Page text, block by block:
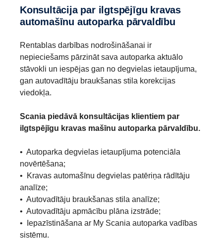
Konsultācija par ilgtspējīgu kravas
automašīnu autoparka pārvaldību
Rentablas darbības nodrošināšanai ir
nepieciešams pārzināt sava autoparka aktuālo
stāvokli un iespējas gan no degvielas ietaupījuma,
gan autovadītāju braukšanas stila korekcijas
viedokļa.
Scania piedāvā konsultācijas klientiem par
ilgtspējīgu kravas mašīnu autoparka pārvaldību.
• Autoparka degvielas ietaupījuma potenciāla
novērtēšana;
• Kravas automašīnu degvielas patēriņa rādītāju
analīze;
• Autovadītāju braukšanas stila analīze;
• Autovadītāju apmācību plāna izstrāde;
• Iepazīstināšana ar My Scania autoparka vadības
sistēmu.